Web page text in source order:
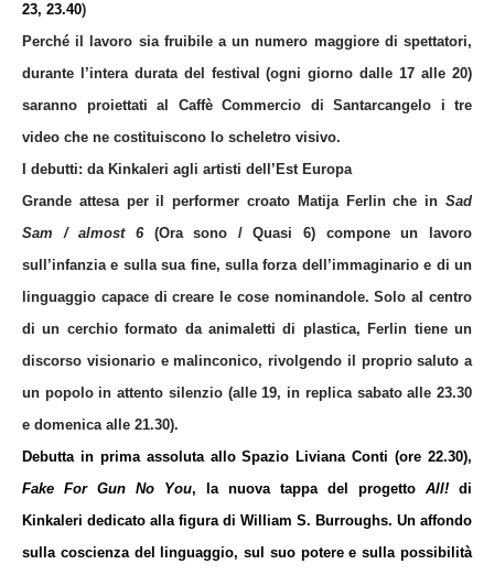
23, 23.40)
Perché il lavoro sia fruibile a un numero maggiore di spettatori,
durante l’intera durata del festival (ogni giorno dalle 17 alle 20)
saranno proiettati al Caffè Commercio di Santarcangelo i tre
video che ne costituiscono lo scheletro visivo.
I debutti: da Kinkaleri agli artisti dell’Est Europa
Grande attesa per il performer croato Matija Ferlinche inSad
Sam / almost 6(Ora sono / Quasi 6) compone un lavoro
sull’infanzia e sulla sua fine, sulla forza dell’immaginario e di un
linguaggio capace di creare le cose nominandole. Solo al centro
di un cerchio formato da animaletti di plastica, Ferlin tiene un
discorso visionario e malinconico, rivolgendo il proprio saluto a
un popolo in attento silenzio (alle 19, in replica sabato alle 23.30
e domenica alle 21.30).
Debutta in prima assoluta allo Spazio Liviana Conti (ore 22.30),
Fake For Gun No You, la nuova tappa del progetto All! di
Kinkaleri dedicato alla figura di William S. Burroughs. Un affondo
sulla coscienza del linguaggio, sul suo potere e sulla possibilità